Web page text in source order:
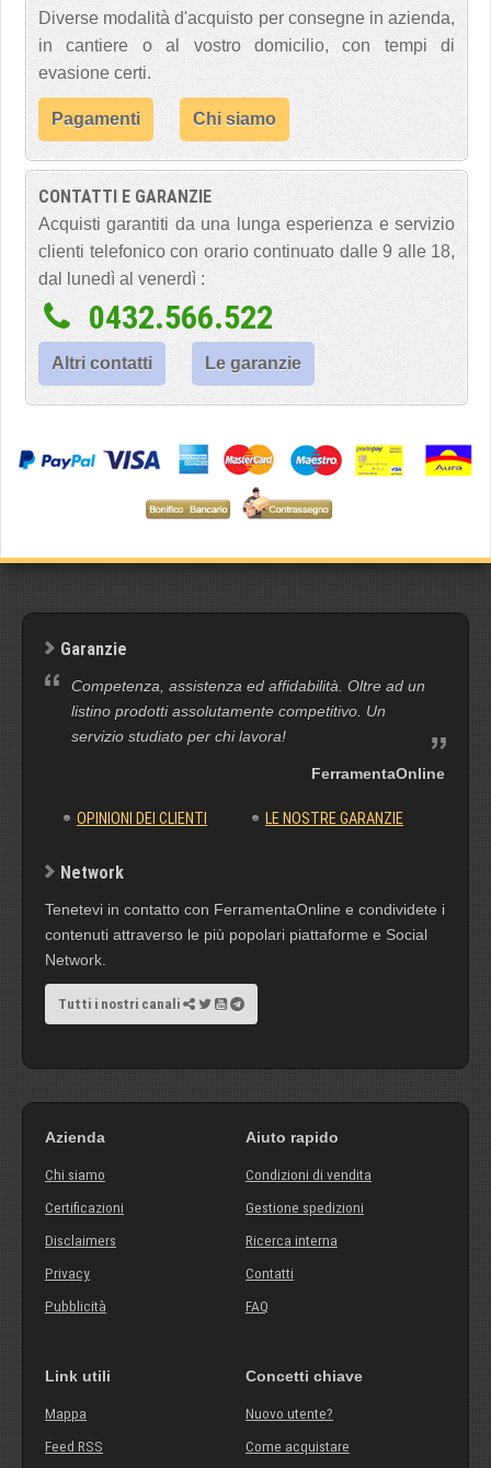
Diverse modalità d'acquisto per consegne in azienda,
in cantiere o al vostro domicilio, con tempi di
evasione certi.
Pagamenti Chi siamo
CONTATTI E GARANZIE
Acquisti garantiti da una lunga esperienza e servizio
clienti telefonico con orario continuato dalle 9 alle 18,
dal lunedì al venerdì :
0432.566.522
Altri contatti Le garanzie
Garanzie
Competenza, assistenza ed affidabilità. Oltre ad un
listino prodotti assolutamente competitivo. Un
servizio studiato per chi lavora!
FerramentaOnline
OPINIONI DEI CLIENTI LE NOSTRE GARANZIE
Network
Tenetevi in contatto con FerramentaOnline e condividete i
contenuti attraverso le più popolari piattaforme e Social
Network.
Tutti i nostri canali
Azienda
Chi siamo
Certificazioni
Disclaimers
Privacy
Pubblicità
Aiuto rapido
Condizioni di vendita
Gestione spedizioni
Ricerca interna
Contatti
FAQ
Link utili
Mappa
Feed RSS
Concetti chiave
Nuovo utente?
Come acquistare